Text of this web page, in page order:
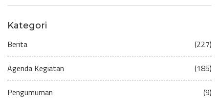
Kategori
Berita (227)
Agenda Kegiatan (185)
Pengumuman (9)